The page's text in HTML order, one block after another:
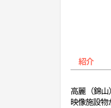
紹介
高麗（錦
映像施設物